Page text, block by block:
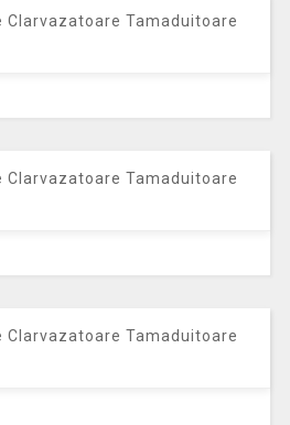
Clarvazatoare Tamaduitoare
Clarvazatoare Tamaduitoare
Clarvazatoare Tamaduitoare